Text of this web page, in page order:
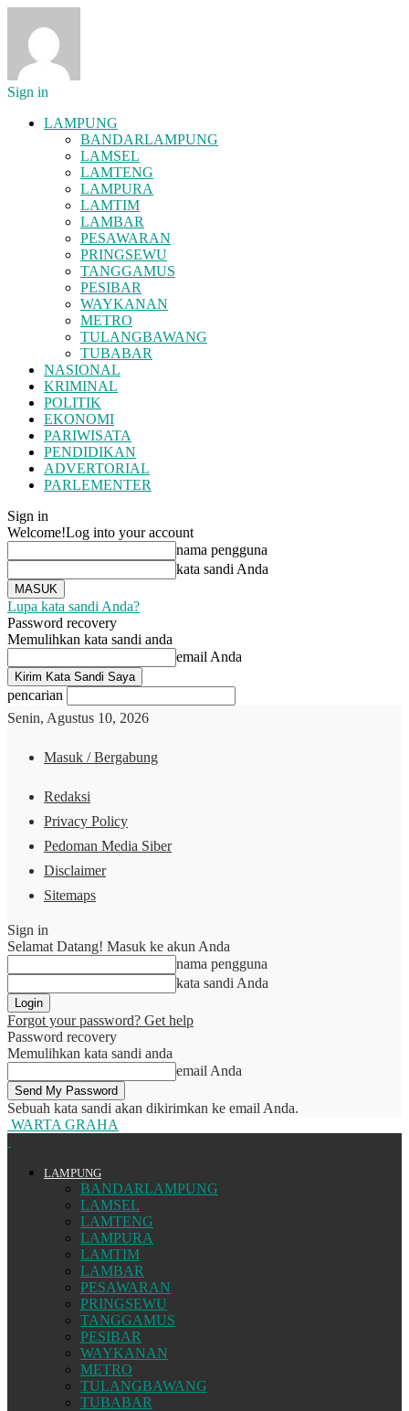
Sign in
LAMPUNG
BANDARLAMPUNG
LAMSEL
LAMTENG
LAMPURA
LAMTIM
LAMBAR
PESAWARAN
PRINGSEWU
TANGGAMUS
PESIBAR
WAYKANAN
METRO
TULANGBAWANG
TUBABAR
NASIONAL
KRIMINAL
POLITIK
EKONOMI
PARIWISATA
PENDIDIKAN
ADVERTORIAL
PARLEMENTER
Sign in
Welcome!Log into your account
nama pengguna
kata sandi Anda
Lupa kata sandi Anda?
Password recovery
Memulihkan kata sandi anda
email Anda
pencarian
Senin, Agustus 10, 2026
Masuk / Bergabung
Redaksi
Privacy Policy
Pedoman Media Siber
Disclaimer
Sitemaps
Sign in
Selamat Datang! Masuk ke akun Anda
nama pengguna
kata sandi Anda
Forgot your password? Get help
Password recovery
Memulihkan kata sandi anda
email Anda
Sebuah kata sandi akan dikirimkan ke email Anda.
WARTA GRAHA
LAMPUNG
BANDARLAMPUNG
LAMSEL
LAMTENG
LAMPURA
LAMTIM
LAMBAR
PESAWARAN
PRINGSEWU
TANGGAMUS
PESIBAR
WAYKANAN
METRO
TULANGBAWANG
TUBABAR